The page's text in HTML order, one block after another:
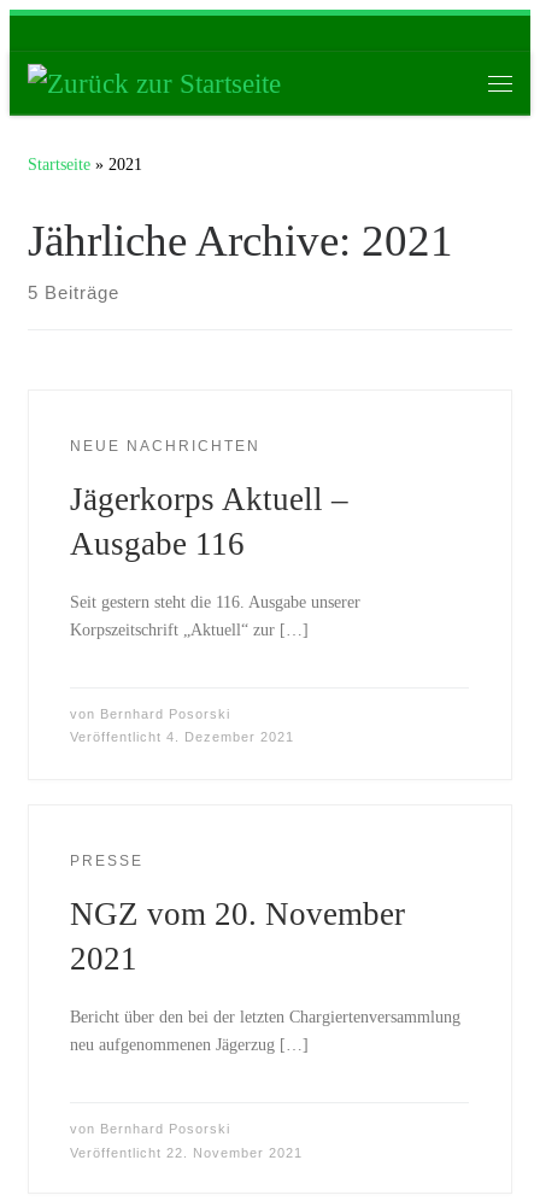
Startseite » 2021
Jährliche Archive: 2021
5 Beiträge
NEUE NACHRICHTEN
Jägerkorps Aktuell –
Ausgabe 116
Seit gestern steht die 116. Ausgabe unserer
Korpszeitschrift „Aktuell“ zur […]
von Bernhard Posorski
Veröffentlicht4. Dezember 2021
PRESSE
NGZ vom 20. November
2021
Bericht über den bei der letzten Chargiertenversammlung
neu aufgenommenen Jägerzug […]
von Bernhard Posorski
Veröffentlicht 22. November 2021